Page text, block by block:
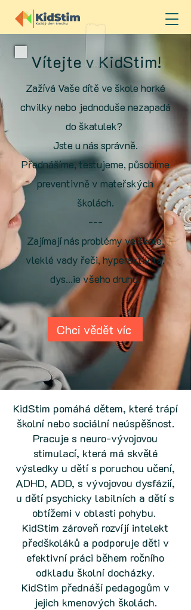
Vítejte v KidStim!
Zažívá Vaše dítě ve škole horké
chvilky nebo jednoduše nezapadá
do škatulek?
Jste u nás správně.
Přednášíme, testujeme, působíme
preventivně v mateřských
školách.
---
Zajímají nás problémy ve škole,
vleklé vady řeči, hyperaktivita,
dys...ie všeho druhu.
Chci vědět víc
KidStim pomáhá dětem, které trápí
školní nebo sociální neúspěšnost.
Pracuje s neuro-vývojovou
stimulací, která má skvělé
výsledky u dětí s poruchou učení,
ADHD, ADD, s vývojovou dysfázií,
u dětí psychicky labilních a dětí s
obtížemi v oblasti pohybu.
KidStim zároveň rozvíjí intelekt
předškoláků a podporuje děti v
efektivní práci během ročního
odkladu školní docházky.
KidStim přednáší pedagogům v
jejich kmenových školách.